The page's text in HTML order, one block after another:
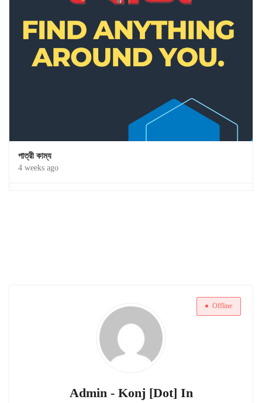
পাত্রী কাম্য
4 weeks ago
Offline
Admin - Konj [Dot] In